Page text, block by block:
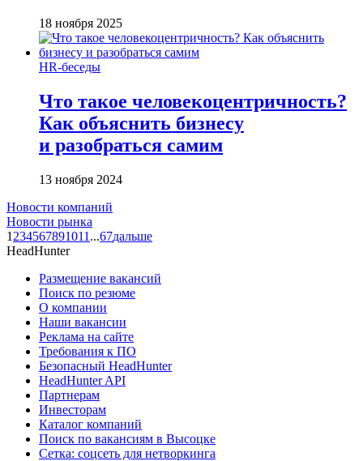
18 ноября 2025
HR-беседы
Что такое человеко­центричность?
Как объяснить бизнесу
и разобраться самим
13 ноября 2024
Новости компаний
Новости рынка
1 234567891011 ...67дальше
HeadHunter
Размещение вакансий
Поиск по резюме
О компании
Наши вакансии
Реклама на сайте
Требования к ПО
Безопасный HeadHunter
HeadHunter API
Партнерам
Инвесторам
Каталог компаний
Поиск по вакансиям в Высоцке
Сетка: соцсеть для нетворкинга